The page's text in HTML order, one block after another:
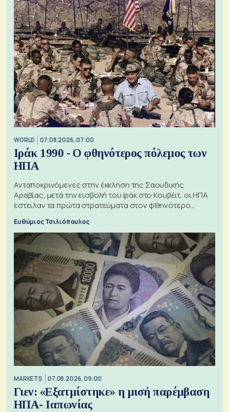
WORLD 07.08.2026, 07:00
Ιράκ 1990 - Ο φθηνότερος πόλεμος των
ΗΠΑ
Ανταποκρινόμενες στην έκκληση της Σαουδικής
Αραβίας, μετά την εισβολή του Ιράκ στο Κουβέιτ, οι ΗΠΑ
έστειλαν τα πρώτα στρατεύματα στον φθηνότερο
πόλεμο της ιστορίας τους
Ευθύμιος Τσιλιόπουλος
MARKETS 07.08.2026, 09:00
Γιεν: «Εξατμίστηκε» η μισή παρέμβαση
ΗΠΑ- Ιαπωνίας